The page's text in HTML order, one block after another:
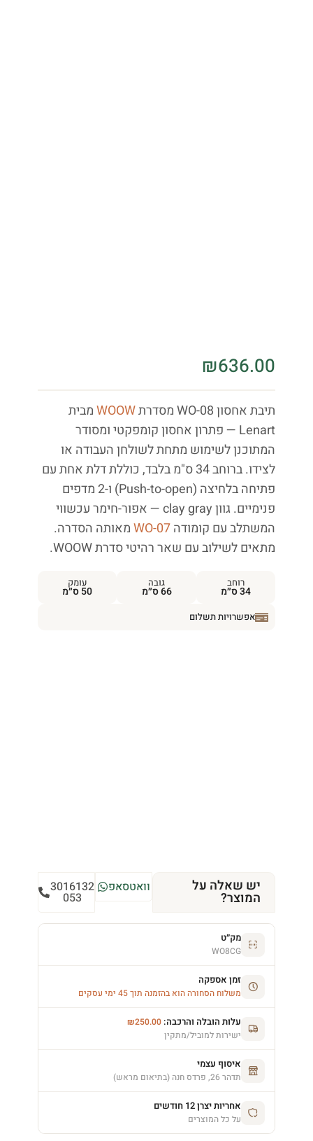
₪636.00
תיבת אחסון WO-08 מסדרת WOOWמבית
Lenart — פתרון אחסון קומפקטי ומסודר
המתוכנן לשימוש מתחת לשולחן העבודה או
לצידו. ברוחב 34 ס"מ בלבד, כוללת דלת אחת עם
פתיחה בלחיצה (Push-to-open) ו-2 מדפים
פנימיים. גוון clay gray — אפור-חימר עכשווי
המשתלב עם קומודהWO-07מאותה הסדרה.
מתאים לשילוב עם שאר רהיטי סדרת WOOW.
רוחב
34 ס״מ
גובה
66 ס״מ
עומק
50 ס״מ
אפשרויות תשלום
יש שאלה על
המוצר?
וואטסאפ 3016132
053
מק״ט
WO8CG
זמן אספקה
משלוח הסחורה הוא בהזמנה תוך 45 ימי עסקים
עלות הובלה והרכבה: ₪250.00
ישירות למוביל/מתקין
איסוף עצמי
תדהר 26, פרדס חנה (בתיאום מראש)
אחריות יצרן 12 חודשים
על כל המוצרים